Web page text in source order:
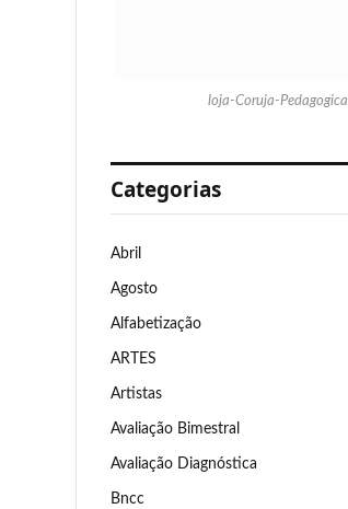
loja-Coruja-Pedagogica
Categorias
Abril
Agosto
Alfabetização
ARTES
Artistas
Avaliação Bimestral
Avaliação Diagnóstica
Bncc